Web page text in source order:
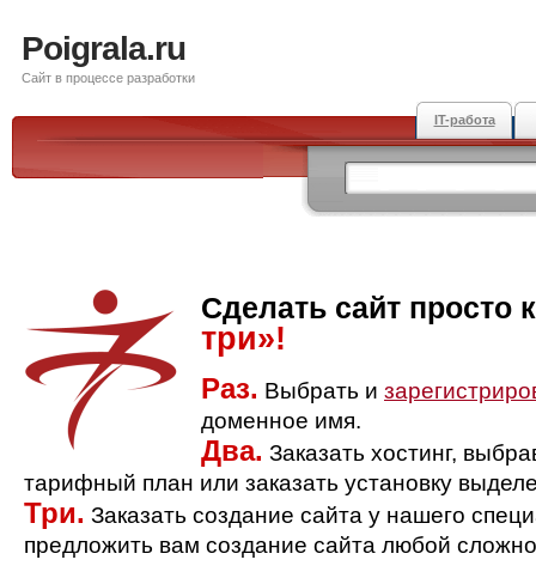
Poigrala.ru
Сайт в процессе разработки
IT-работа
Сделать сайт просто
три»!
Раз. Выбрать и
доменное имя.
Два. Заказать хостинг,
тарифный план или заказать установку
Три. Заказать создание сайта у нашего
предложить вам создание сайта любой